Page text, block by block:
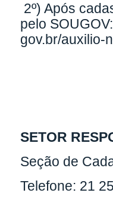
2º) Após
pelo SOUGOV:
gov.br/auxilio-
SETOR
Seção de
Telefone: 21